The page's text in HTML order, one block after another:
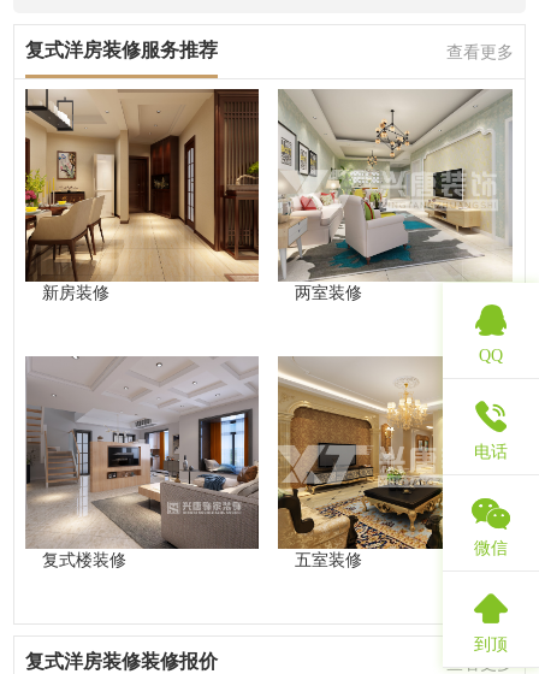
复式洋房装修服务推荐 查看更多
新房装修 两室装修
复式楼装修 五室装修
复式洋房装修装修报价
QQ
电话
微信
到顶